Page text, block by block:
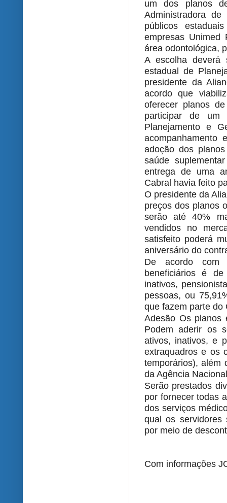
um dos planos
Administradora
públicos
empresas Unimed
área odontológica,
A escolha
estadual de
presidente da
acordo que
oferecer planos
participar de um
Planejamento e
acompanhamento
adoção dos
saúde
entrega de uma
Cabral havia feito
O presidente da
preços dos planos
serão até 40%
vendidos no
satisfeito poderá
aniversário do
De acordo com
beneficiários é
inativos,
pessoas, ou
que fazem parte do
Adesão Os planos
Podem aderir os
ativos, inativos, e
extraquadros e os
temporários), além
da Agência
Serão prestados
por fornecer todas
dos serviços
qual os servidores
por meio de
Com informações